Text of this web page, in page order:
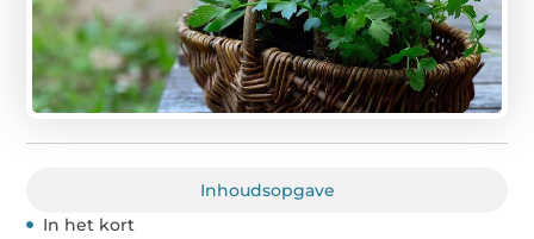
Inhoudsopgave
In het kort